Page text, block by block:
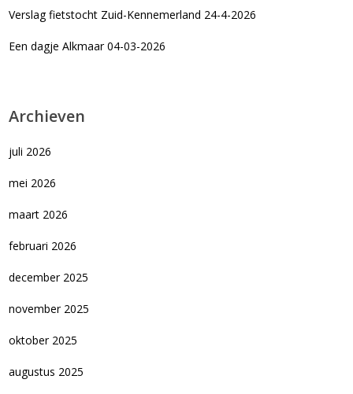
Verslag fietstocht Zuid-Kennemerland 24-4-2026
Een dagje Alkmaar 04-03-2026
Archieven
juli 2026
mei 2026
maart 2026
februari 2026
december 2025
november 2025
oktober 2025
augustus 2025